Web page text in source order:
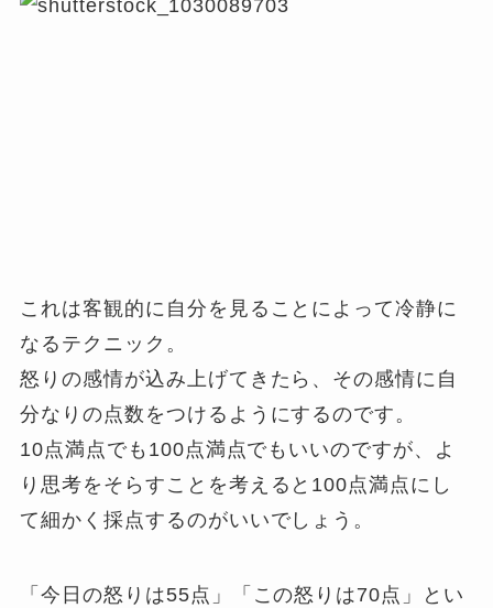
これは客観的に自分を見ることによって冷静に
なるテクニック。
怒りの感情が込み上げてきたら、その感情に自
分なりの点数をつけるようにするのです。
10点満点でも100点満点でもいいのですが、よ
り思考をそらすことを考えると100点満点にし
て細かく採点するのがいいでしょう。
「今日の怒りは55点」「この怒りは70点」とい